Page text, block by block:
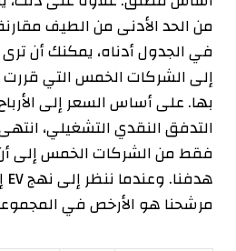
من الحد الأدنى من الطيف
في الجدول أدناه، يمكنك أن ترى
بها. على أساس السعر إلى
التدفق النقدي التشغيلي،
فقط من الشركات الخمس إلى
مرشحنا هو الأرخص في